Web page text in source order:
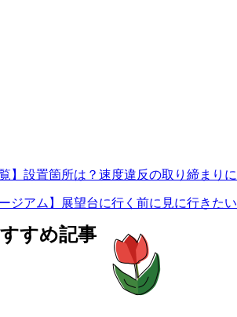
】設置箇所は？速度違反の取り締まりに
ジアム】展望台に行く前に見に行きたい
すめ記事